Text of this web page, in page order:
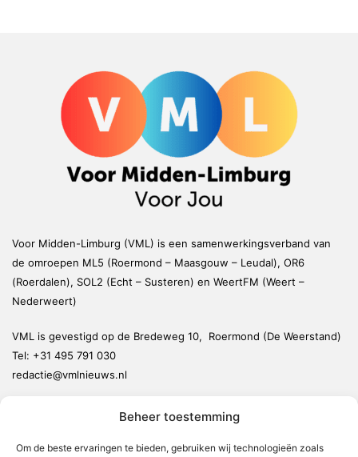
Beheer toestemming
Om de beste ervaringen te bieden, gebruiken wij technologieën zoals
Voor Midden-Limburg (VML) is een samenwerkingsverband van
de omroepen ML5 (Roermond – Maasgouw – Leudal), OR6
(Roerdalen), SOL2 (Echt – Susteren) en WeertFM (Weert –
Nederweert)
VML is gevestigd op de Bredeweg 10, Roermond (De Weerstand)
Tel: +31 495 791 030
redactie@vmlnieuws.nl